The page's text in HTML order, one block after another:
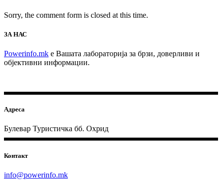
Sorry, the comment form is closed at this time.
ЗА НАС
Powerinfo.mk e Вашата лабораторија за брзи, доверливи и
објективни информации.
Адреса
Булевар Туристичка бб. Охрид
Контакт
info@powerinfo.mk